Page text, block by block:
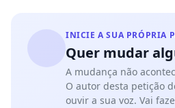
INICIE A SUA PRÓPRIA
Quer mudar
A mudança não
O autor desta petição
ouvir a sua voz. Vai